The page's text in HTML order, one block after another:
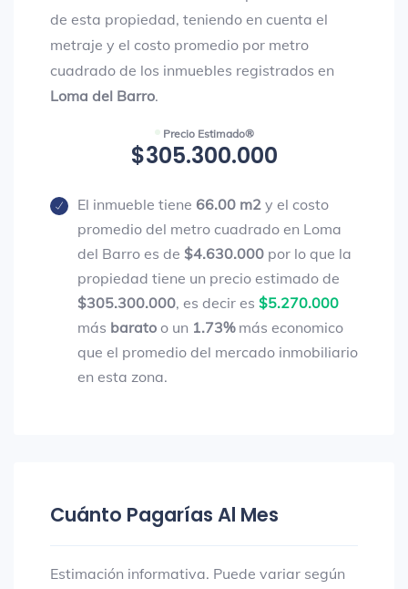
de esta propiedad, teniendo en cuenta el
metraje y el costo promedio por metro
cuadrado de los inmuebles registrados en
Loma del Barro.
Precio Estimado®
$305.300.000
El inmueble tiene 66.00 m2 y el costo
promedio del metro cuadrado en Loma
del Barro es de $4.630.000 por lo que la
propiedad tiene un precio estimado de
$305.300.000, es decir es $5.270.000
más barato o un 1.73%más economico
que el promedio del mercado inmobiliario
en esta zona.
Cuánto Pagarías Al Mes
Estimación informativa. Puede variar según